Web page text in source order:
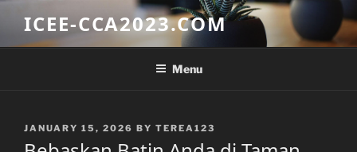
content
ICEE-CCA2023.COM
Menu
POSTED
JANUARY 15, 2026 BY TEREA123